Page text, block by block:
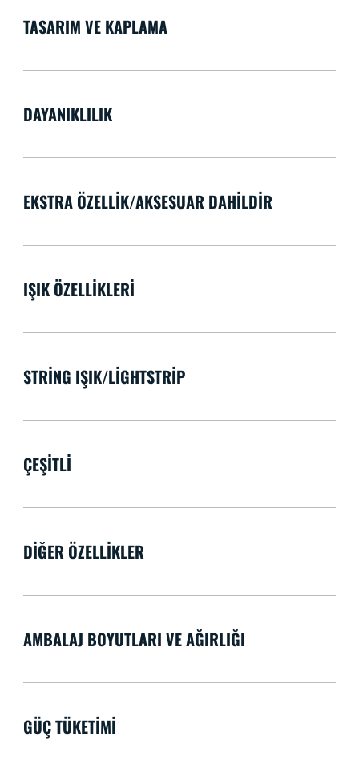
TASARIM VE KAPLAMA
DAYANIKLILIK
EKSTRA ÖZELLIK/AKSESUAR DAHILDIR
IŞIK ÖZELLIKLERI
STRING IŞIK/LIGHTSTRIP
ÇEŞITLI
DIĞER ÖZELLIKLER
AMBALAJ BOYUTLARI VE AĞIRLIĞI
GÜÇ TÜKETIMI